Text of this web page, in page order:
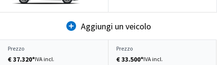
Aggiungi un veicolo
Prezzo
€ 37.320*IVA incl.
Prezzo
€ 33.500*IVA incl.